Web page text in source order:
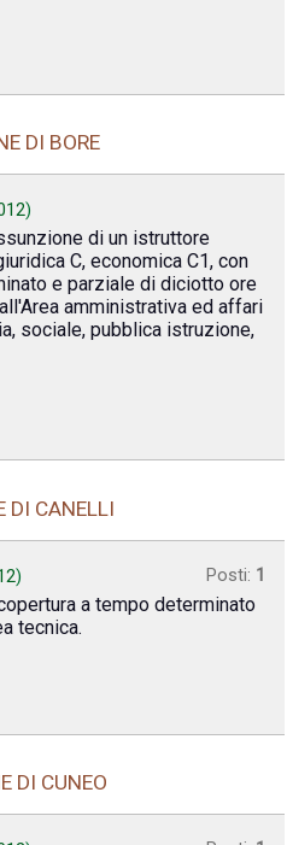
DI BORE
)
di un istruttore
C, economica C1, con
e parziale di diciotto ore
amministrativa ed affari
sociale, pubblica istruzione,
DI CANELLI
) Posti: 1
a tempo determinato
tecnica.
DI CUNEO